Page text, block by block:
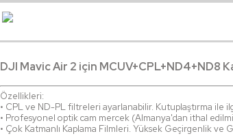
DJI Mavic Air 2 için MCUV+CPL+ND4+ND8
Özellikleri:
• CPL ve ND-PL filtreleri ayarlanabilir. Kutuplaştırma ile
• Profesyonel optik cam mercek (Almanya'dan ithal
• Çok Katmanlı Kaplama Filmleri. Yüksek Geçirgenlik ve